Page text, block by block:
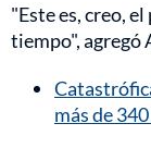
"Este es, creo,
tiempo", agregó
más de